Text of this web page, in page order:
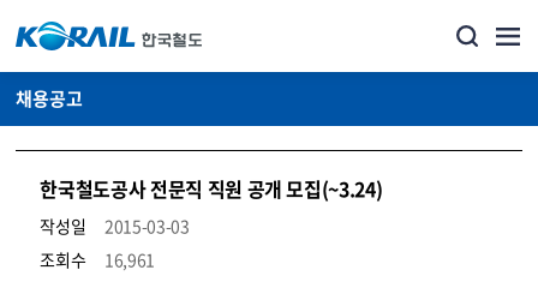
채용공고
한국철도공사 전문직 직원 공개 모집(~3.24)
작성일
2015-03-03
조회수
16,961